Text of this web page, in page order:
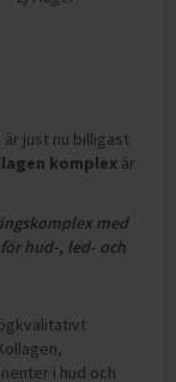
är just nu billigast
komplex är
med
hud-, led- och
i hud och